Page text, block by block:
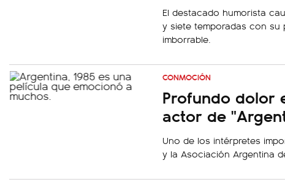
El destacado humorista
y siete temporadas con su
imborrable.
CONMOCIÓN
Profundo dolor
actor de
Uno de los intérpretes
y la Asociación Argentina